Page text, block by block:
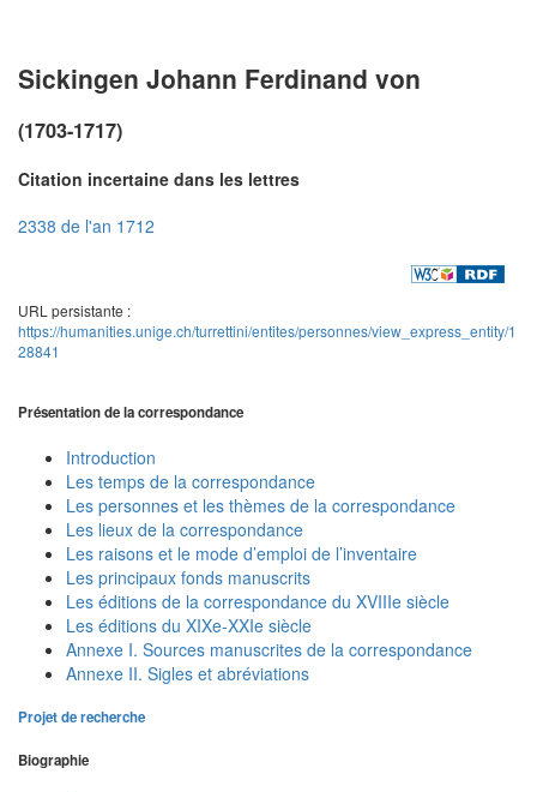
Sickingen Johann Ferdinand von
(1703-1717)
Citation incertaine dans les lettres
2338 de l'an 1712
URL persistante :
https://humanities.unige.ch/turrettini/entites/personnes/view_express_entity/1
28841
Présentation de la correspondance
Introduction
Les temps de la correspondance
Les personnes et les thèmes de la correspondance
Les lieux de la correspondance
Les raisons et le mode d’emploi de l’inventaire
Les principaux fonds manuscrits
Les éditions de la correspondance du XVIIIe siècle
Les éditions du XIXe-XXIe siècle
Annexe I. Sources manuscrites de la correspondance
Annexe II. Sigles et abréviations
Projet de recherche
Biographie